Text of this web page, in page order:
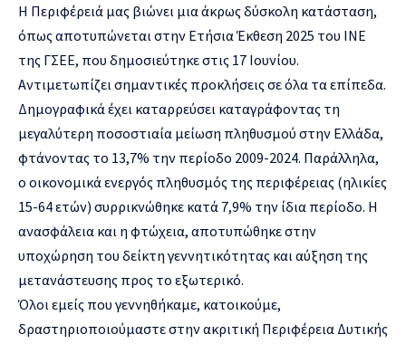
Η Περιφέρειά μας βιώνει μια άκρως δύσκολη κατάσταση,
όπως αποτυπώνεται στην Ετήσια Έκθεση 2025 του ΙΝΕ
της ΓΣΕΕ, που δημοσιεύτηκε στις 17 Ιουνίου.
Αντιμετωπίζει σημαντικές προκλήσεις σε όλα τα επίπεδα.
Δημογραφικά έχει καταρρεύσει καταγράφοντας τη
μεγαλύτερη ποσοστιαία μείωση πληθυσμού στην Ελλάδα,
φτάνοντας το 13,7% την περίοδο 2009-2024. Παράλληλα,
ο οικονομικά ενεργός πληθυσμός της περιφέρειας (ηλικίες
15-64 ετών) συρρικνώθηκε κατά 7,9% την ίδια περίοδο. Η
ανασφάλεια και η φτώχεια, αποτυπώθηκε στην
υποχώρηση του δείκτη γεννητικότητας και αύξηση της
μετανάστευσης προς το εξωτερικό.
Όλοι εμείς που γεννηθήκαμε, κατοικούμε,
δραστηριοποιούμαστε στην ακριτική Περιφέρεια Δυτικής